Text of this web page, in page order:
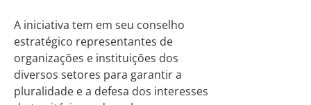
A iniciativa tem em seu conselho
estratégico representantes de
organizações e instituições dos
diversos setores para garantir a
pluralidade e a defesa dos interesses